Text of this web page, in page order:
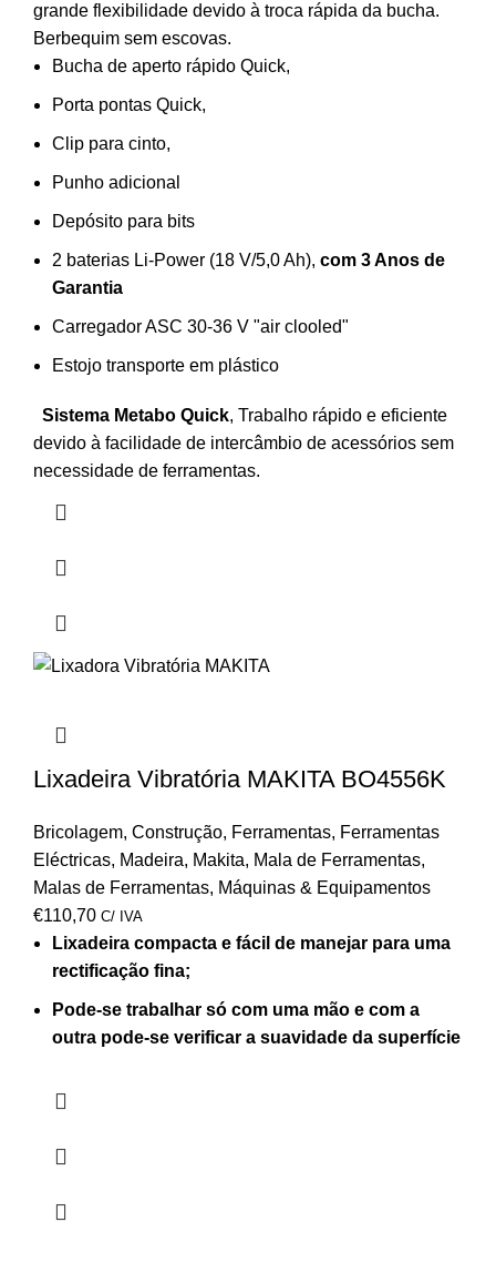
grande flexibilidade devido à troca rápida da bucha.
Berbequim sem escovas.
Bucha de aperto rápido Quick,
Porta pontas Quick,
Clip para cinto,
Punho adicional
Depósito para bits
2 baterias Li-Power (18 V/5,0 Ah), com 3 Anos de
Garantia
Carregador ASC 30-36 V "air clooled"
Estojo transporte em plástico
Sistema Metabo Quick, Trabalho rápido e eficiente
devido à facilidade de intercâmbio de acessórios sem
necessidade de ferramentas.
Lixadeira Vibratória MAKITA BO4556K
Bricolagem, Construção, Ferramentas, Ferramentas
Eléctricas, Madeira, Makita, Mala de Ferramentas,
Malas de Ferramentas, Máquinas & Equipamentos
€110,70 C/ IVA
Lixadeira compacta e fácil de manejar para uma
rectificação fina;
Pode-se trabalhar só com uma mão e com a
outra pode-se verificar a suavidade da superfície